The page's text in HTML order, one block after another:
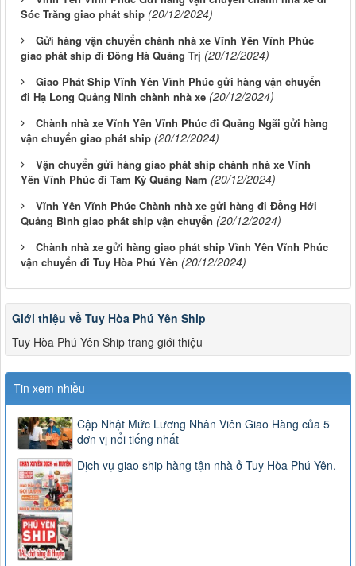
Sóc Trăng giao phát ship (20/12/2024)
Gửi hàng vận chuyển chành nhà xe Vĩnh Yên Vĩnh Phúc
giao phát ship đi Đông Hà Quảng Trị (20/12/2024)
Giao Phát Ship Vĩnh Yên Vĩnh Phúc gửi hàng vận chuyển
đi Hạ Long Quảng Ninh chành nhà xe (20/12/2024)
Chành nhà xe Vĩnh Yên Vĩnh Phúc đi Quảng Ngãi gửi hàng
vận chuyển giao phát ship (20/12/2024)
Vận chuyển gửi hàng giao phát ship chành nhà xe Vĩnh
Yên Vĩnh Phúc đi Tam Kỳ Quảng Nam (20/12/2024)
Vĩnh Yên Vĩnh Phúc Chành nhà xe gửi hàng đi Đồng Hới
Quảng Bình giao phát ship vận chuyển (20/12/2024)
Chành nhà xe gửi hàng giao phát ship Vĩnh Yên Vĩnh Phúc
vận chuyển đi Tuy Hòa Phú Yên (20/12/2024)
Giới thiệu về Tuy Hòa Phú Yên Ship
Tuy Hòa Phú Yên Ship trang giới thiệu
Tin xem nhiều
Cập Nhật Mức Lương Nhân Viên Giao Hàng của 5
đơn vị nổi tiếng nhất
Dịch vụ giao ship hàng tận nhà ở Tuy Hòa Phú Yên.